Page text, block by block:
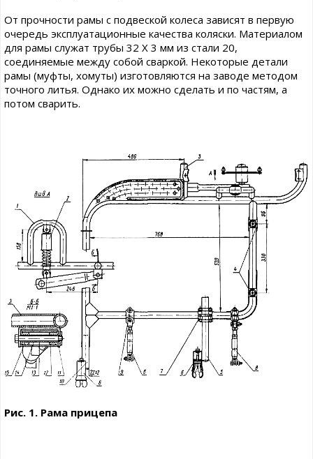
От прочности рамы с подвеской колеса зависят в первую
очередь эксплуатационные качества коляски. Материалом
для рамы служат трубы 32 X 3 мм из стали 20,
соединяемые между собой сваркой. Некоторые детали
рамы (муфты, хомуты) изготовляются на заводе методом
точного литья. Однако их можно сделать и по частям, а
потом сварить.
Рис. 1. Рама прицепа